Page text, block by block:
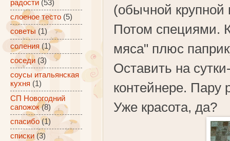
(обычной крупной
Потом специями.
мяса" плюс
Оставить на
контейнере. Пару
Уже красота, да?
радости (53)
слоеное тесто (5)
советы (1)
соления (1)
соседи (3)
соусы итальянская
кухня (1)
СП Новогодний
сапожок (8)
спасибо (1)
списки (3)